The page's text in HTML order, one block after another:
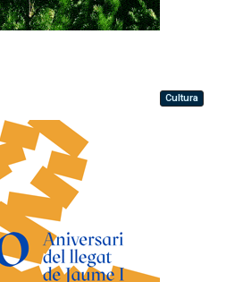
Cultura